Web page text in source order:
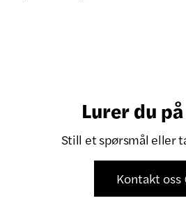
Lurer du
Still et spørsmål eller
Kontakt oss